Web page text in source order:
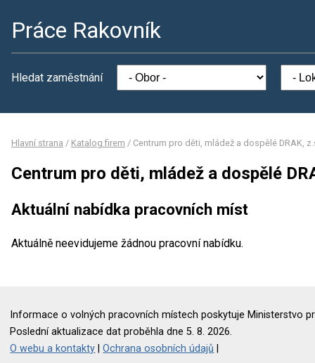
Práce Rakovník
Hledat zaměstnání
Hlavní strana / Katalog firem / Centrum pro děti, mládež a dospělé DRAK,
Centrum pro děti, mládež a dospělé
Aktuální nabídka pracovních míst
Aktuálně neevidujeme žádnou pracovní nabídku.
Informace o volných pracovních místech poskytuje Ministerstvo
Poslední aktualizace dat proběhla dne 5. 8. 2026.
O webu a kontakty |Ochrana osobních údajů